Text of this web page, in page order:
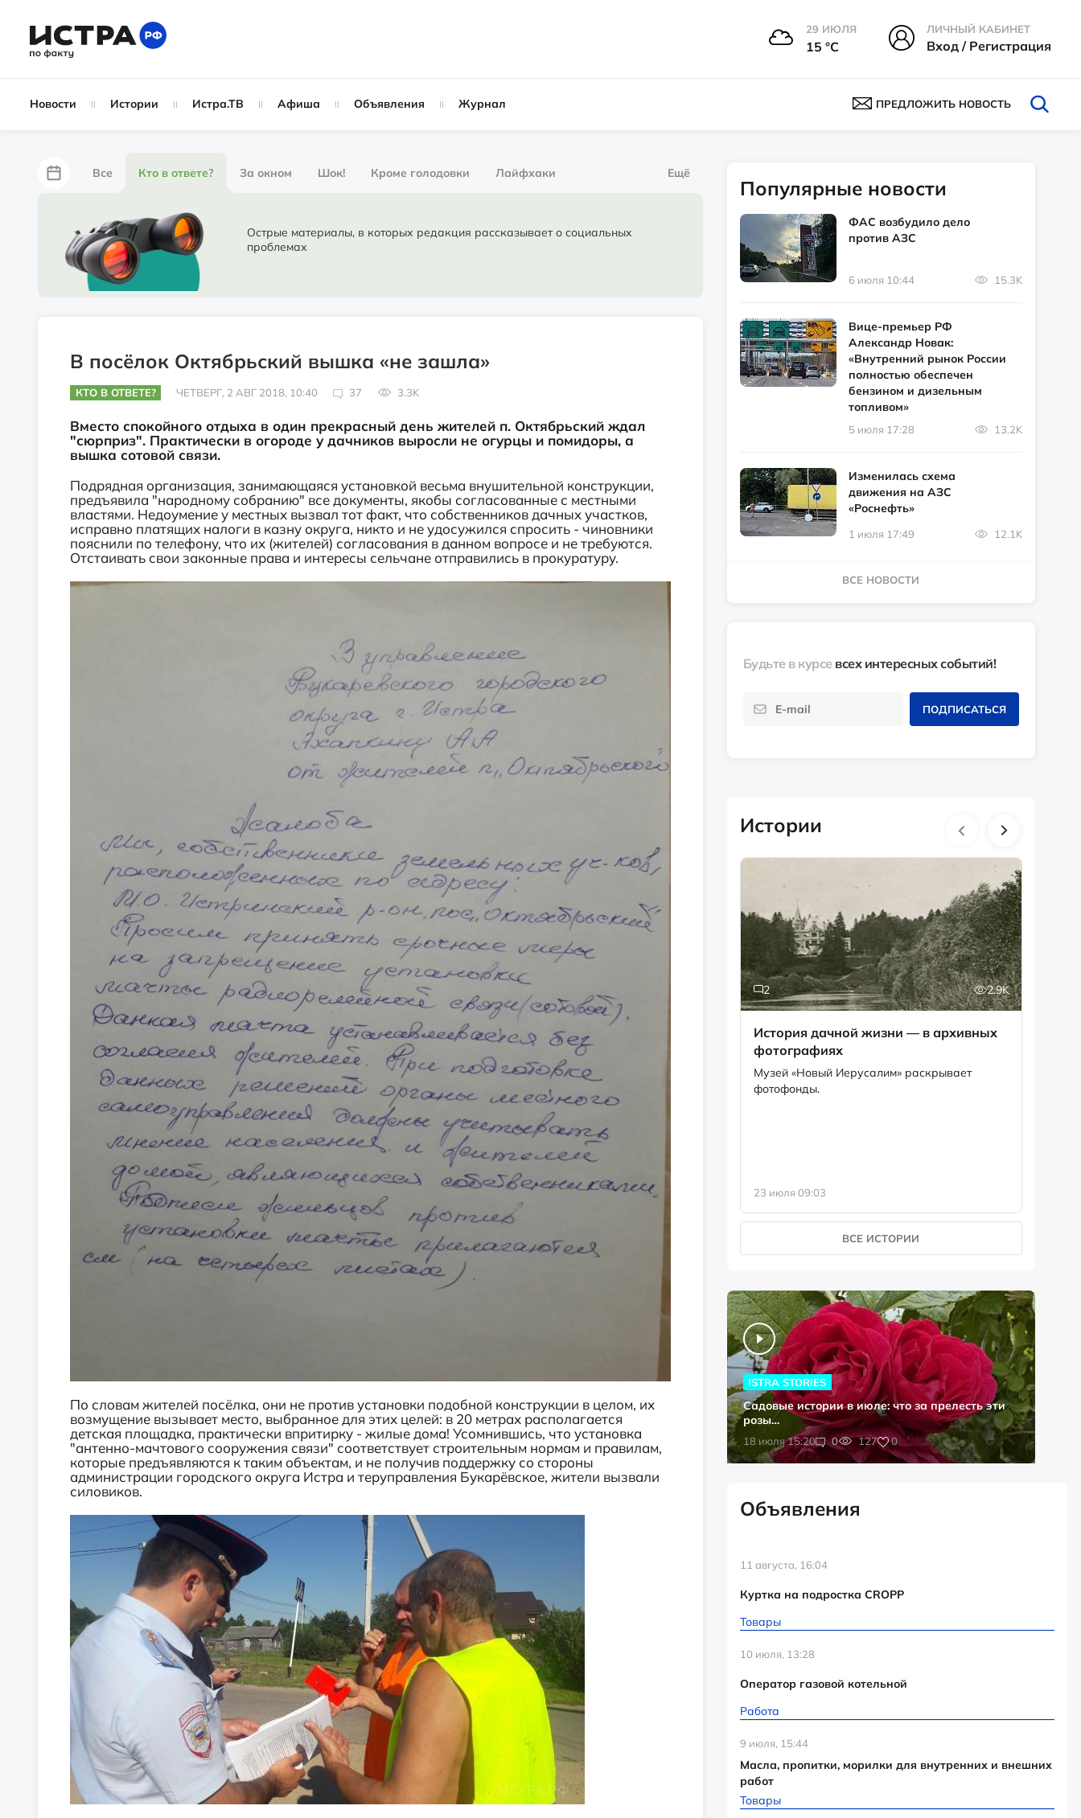
29 ИЮЛЯ
15 °С
ЛИЧНЫЙ КАБИНЕТ
Вход / Регистрация
Новости Истории Истра.ТВ Афиша Объявления Журнал ПРЕДЛОЖИТЬ НОВОСТЬ
Все Кто в ответе? За окном Шок! Кроме голодовки Лайфхаки
Не по лжи!
Партнёрский материал Народные новости
Ещё
Острые материалы, в которых редакция рассказывает о социальных
проблемах
В посёлок Октябрьский вышка «не зашла»
КТО В ОТВЕТЕ? ЧЕТВЕРГ, 2 АВГ 2018, 10:40 37 3.3K
Вместо спокойного отдыха в один прекрасный день жителей п. Октябрьский ждал
"сюрприз". Практически в огороде у дачников выросли не огурцы и помидоры, а
вышка сотовой связи.
Подрядная организация, занимающаяся установкой весьма внушительной конструкции,
предъявила "народному собранию" все документы, якобы согласованные с местными
властями. Недоумение у местных вызвал тот факт, что собственников дачных участков,
исправно платящих налоги в казну округа, никто и не удосужился спросить - чиновники
пояснили по телефону, что их (жителей) согласования в данном вопросе и не требуются.
Отстаивать свои законные права и интересы сельчане отправились в прокуратуру.
По словам жителей посёлка, они не против установки подобной конструкции в целом, их
возмущение вызывает место, выбранное для этих целей: в 20 метрах располагается
детская площадка, практически впритирку - жилые дома! Усомнившись, что установка
"антенно-мачтового сооружения связи" соответствует строительным нормам и правилам,
которые предъявляются к таким объектам, и не получив поддержку со стороны
администрации городского округа Истра и теруправления Букарёвское, жители вызвали
силовиков.
Популярные новости
ФАС возбудило дело
против АЗС
6 июля 10:44 15.3K
Вице-премьер РФ
Александр Новак:
«Внутренний рынок России
полностью обеспечен
бензином и дизельным
топливом»
5 июля 17:28 13.2K
Изменилась схема
движения на АЗС
«Роснефть»
1 июля 17:49 12.1K
ВСЕ НОВОСТИ
Будьте в курсе всех интересных событий!
ПОДПИСАТЬСЯ
Истории
2 2.9K
История дачной жизни — в архивных
фотографиях
Музей «Новый Иерусалим» раскрывает
фотофонды.
23 июля 09:03
ВСЕ ИСТОРИИ
18 июля 15:20 0 127 0
ISTRA STORIES
Садовые истории в июле: что за прелесть эти
розы…
Объявления
11 августа, 16:04
Куртка на подростка CROPP
Товары
10 июля, 13:28
Оператор газовой котельной
Работа
9 июля, 15:44
Масла, пропитки, морилки для внутренних и внешних
работ
Товары